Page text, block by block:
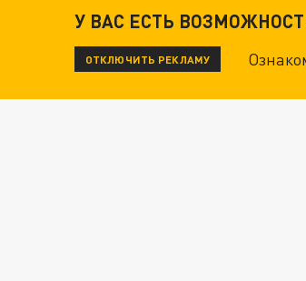
У ВАС ЕСТЬ
ОТКЛЮЧИТЬ РЕКЛАМУ